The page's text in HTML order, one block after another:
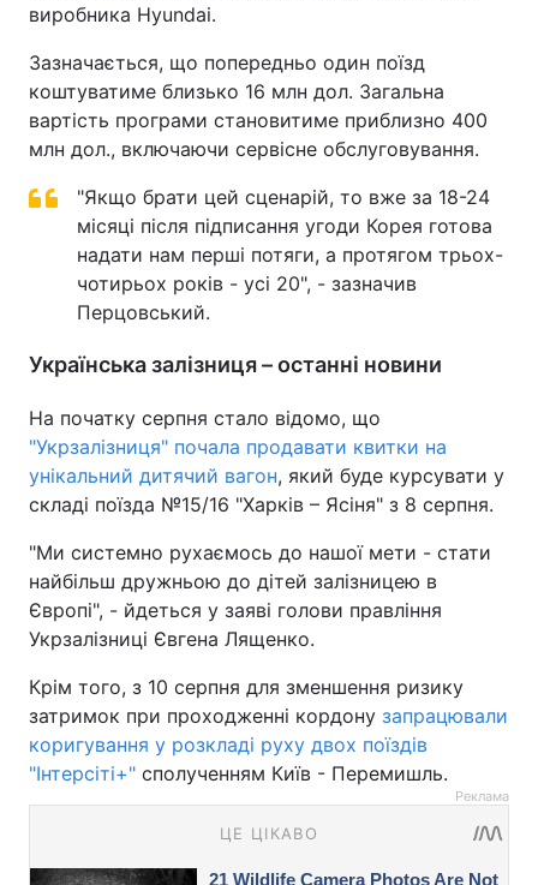
виробника Hyundai.
Зазначається, що попередньо один поїзд
коштуватиме близько 16 млн дол. Загальна
вартість програми становитиме приблизно 400
млн дол., включаючи сервісне обслуговування.
"Якщо брати цей сценарій, то вже за 18-24
місяці після підписання угоди Корея готова
надати нам перші потяги, а протягом трьох-
чотирьох років - усі 20", - зазначив
Перцовський.
Українська залізниця – останні новини
На початку серпня стало відомо, що
"Укрзалізниця" почала продавати квитки на
унікальний дитячий вагон, який буде курсувати у
складі поїзда №15/16 "‎Харків – Ясіня"‎ з 8 серпня.
"Ми системно рухаємось до нашої мети - стати
найбільш дружньою до дітей залізницею в
Європі", - йдеться у заяві голови правління
Укрзалізниці Євгена Лященко.
Крім того, з 10 серпня для зменшення ризику
затримок при проходженні кордону запрацювали
коригування у розкладі руху двох поїздів
"Інтерсіті+" сполученням Київ - Перемишль.
Реклама